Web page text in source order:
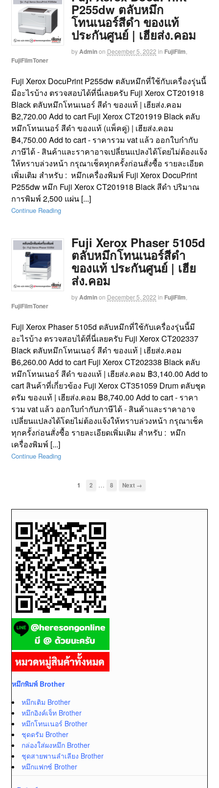
P255dw ตลับหมึก
โทนเนอร์สีดำ ของแท้
ประกันศูนย์ | เฮียส่ง.คอม
byAdminon December 5, 2022 in FujiFilm
FujiFilmToner
Fuji Xerox DocuPrint P255dw ตลับหมึกที่ใช้กับเครื่องรุ่นนี้
มีอะไรบ้าง ตรวจสอบได้ที่นี่เลยครับ Fuji Xerox CT201918
Black ตลับหมึกโทนเนอร์ สีดำ ของแท้ | เฮียส่ง.คอม
฿2,720.00 Add to cart Fuji Xerox CT201919 Black ตลับ
หมึกโทนเนอร์ สีดำ ของแท้ (แพ็คคู่) | เฮียส่ง.คอม
฿4,750.00 Add to cart - ราคารวม vat แล้ว ออกใบกำกับ
ภาษีได้ - สินค้าและราคาอาจเปลี่ยนแปลงได้โดยไม่ต้องแจ้ง
ให้ทราบล่วงหน้า กรุณาเช็คทุกครั้งก่อนสั่งซื้อ รายละเอียด
เพิ่มเติม สำหรับ : หมึกเครื่องพิมพ์ Fuji Xerox DocuPrint
P255dw หมึก Fuji Xerox CT201918 Black สีดำ ปริมาณ
การพิมพ์ 2,500 แผ่น [...]
Continue Reading
Fuji Xerox Phaser 5105d
ตลับหมึกโทนเนอร์สีดำ
ของแท้ ประกันศูนย์ | เฮีย
ส่ง.คอม
byAdminon December 5, 2022 in FujiFilm
FujiFilmToner
Fuji Xerox Phaser 5105d ตลับหมึกที่ใช้กับเครื่องรุ่นนี้มี
อะไรบ้าง ตรวจสอบได้ที่นี่เลยครับ Fuji Xerox CT202337
Black ตลับหมึกโทนเนอร์ สีดำ ของแท้ | เฮียส่ง.คอม
฿6,260.00 Add to cart Fuji Xerox CT202338 Black ตลับ
หมึกโทนเนอร์ สีดำ ของแท้ | เฮียส่ง.คอม ฿3,140.00 Add to
cart สินค้าที่เกี่ยวข้อง Fuji Xerox CT351059 Drum ตลับชุด
ดรัม ของแท้ | เฮียส่ง.คอม ฿8,740.00 Add to cart - ราคา
รวม vat แล้ว ออกใบกำกับภาษีได้ - สินค้าและราคาอาจ
เปลี่ยนแปลงได้โดยไม่ต้องแจ้งให้ทราบล่วงหน้า กรุณาเช็ค
ทุกครั้งก่อนสั่งซื้อ รายละเอียดเพิ่มเติม สำหรับ : หมึก
เครื่องพิมพ์ [...]
Continue Reading
1 2 … 8 Next →
หมึกพิมพ์ Brother
หมึกเติม Brother
หมึกอิงค์เจ็ท Brother
หมึกโทนเนอร์ Brother
ชุดดรัม Brother
กล่องใส่ผงหมึก Brother
ชุดสายพานลำเลียง Brother
หมึกแฟกซ์ Brother